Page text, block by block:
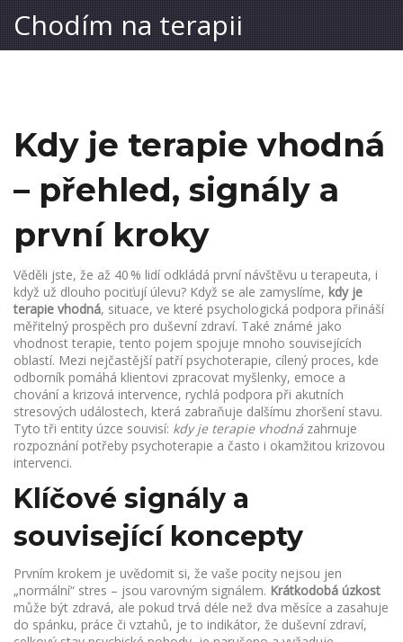
Chodím na terapii
Kdy je terapie vhodná
– přehled, signály a
první kroky
Věděli jste, že až 40 % lidí odkládá první návštěvu u terapeuta, i
když už dlouho pociťují úlevu? Když se ale zamyslíme, kdy je
terapie vhodná, situace, ve které psychologická podpora přináší
měřitelný prospěch pro duševní zdraví. Také známé jako
vhodnost terapie, tento pojem spojuje mnoho souvisejících
oblastí. Mezi nejčastější patří psychoterapie, cílený proces, kde
odborník pomáhá klientovi zpracovat myšlenky, emoce a
chování a krizová intervence, rychlá podpora při akutních
stresových událostech, která zabraňuje dalšímu zhoršení stavu.
Tyto tři entity úzce souvisí: kdy je terapie vhodnázahrnuje
rozpoznání potřeby psychoterapie a často i okamžitou krizovou
intervenci.
Klíčové signály a
související koncepty
Prvním krokem je uvědomit si, že vaše pocity nejsou jen
„normální“ stres – jsou varovným signálem. Krátkodobá úzkost
může být zdravá, ale pokud trvá déle než dva měsíce a zasahuje
do spánku, práce či vztahů, je to indikátor, že duševní zdraví,